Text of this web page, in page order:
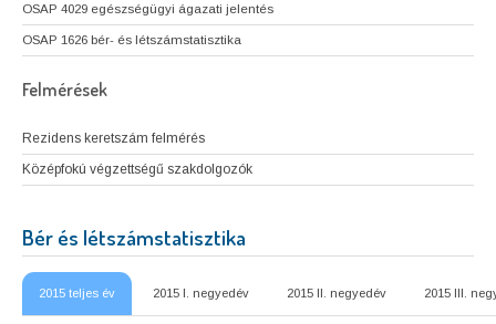
OSAP 4029 egészségügyi ágazati jelentés
OSAP 1626 bér- és létszámstatisztika
Felmérések
Rezidens keretszám felmérés
Középfokú végzettségű szakdolgozók
Bér és létszámstatisztika
2015 teljes év 2015 I. negyedév 2015 II. negyedév 2015 III.